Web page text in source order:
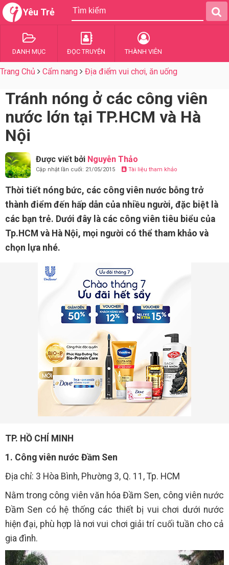
Yêu Trẻ
DANH MỤC ĐỌC TRUYỆN THÀNH VIÊN
Trang Chủ Cẩm nang Địa điểm vui chơi, ăn uống
Tránh nóng ở các công viên
nước lớn tại TP.HCM và Hà
Nội
Được viết bởi Nguyễn Thảo
Cập nhật lần cuối: 21/05/2015 Tài liệu tham khảo
Thời tiết nóng bức, các công viên nước bỗng trở
thành điểm đến hấp dẫn của nhiều người, đặc biệt là
các bạn trẻ. Dưới đây là các công viên tiêu biểu của
Tp.HCM và Hà Nội, mọi người có thể tham khảo và
chọn lựa nhé.
TP. HỒ CHÍ MINH
1. Công viên nước Đầm Sen
Địa chỉ: 3 Hòa Bình, Phường 3, Q. 11, Tp. HCM
Nằm trong công viên văn hóa Đầm Sen, công viên nước
Đầm Sen có hệ thống các thiết bị vui chơi dưới nước
hiện đại, phù hợp là nơi vui chơi giải trí cuối tuần cho cả
gia đình.